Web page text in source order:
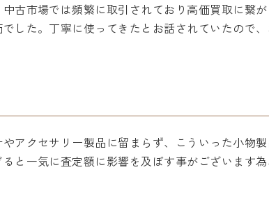
古市場では頻繁に取引されており高価買取に繋
した。丁寧に使ってきたとお話されていたので
アクセサリー製品に留まらず、こういった小物
と一気に査定額に影響を及ぼす事がございます